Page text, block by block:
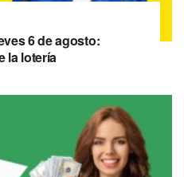
6 de agosto:
la lotería